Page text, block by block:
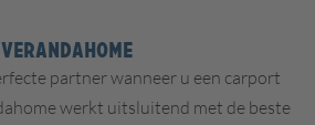
partner wanneer u een carport
werkt uitsluitend met de beste